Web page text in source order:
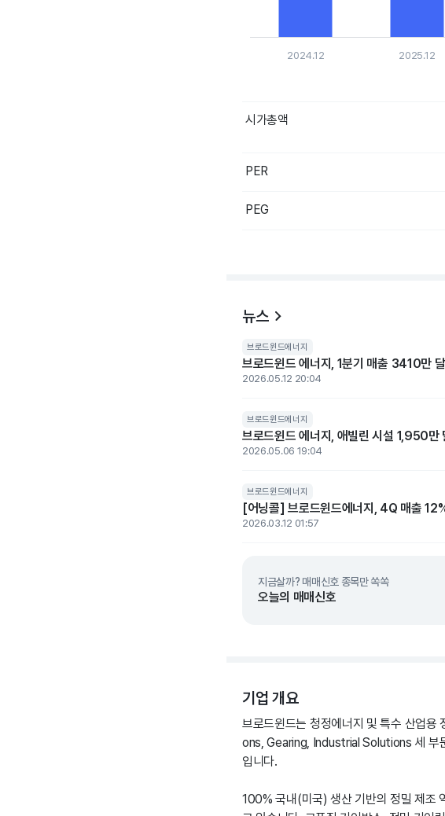
2024.12 2025.12
시가총액
PER
PEG
뉴스
브로드윈드에너지
브로드윈드 에너지, 1분기 매출 3410만
2026.05.12 20:04
브로드윈드에너지
브로드윈드 에너지, 애빌린 시설 1,950만
2026.05.06 19:04
브로드윈드에너지
[어닝콜] 브로드윈드에너지, 4Q 매출
2026.03.12 01:57
지금살까? 매매신호 종목만 쏙쏙
오늘의 매매신호
기업 개요
브로드윈드는 청정에너지 및 특수 산업
ons, Gearing, Industrial Solutions 세 부
입니다.
100% 국내(미국) 생산 기반의 정밀 제조